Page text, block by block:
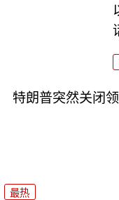
特朗普突然关闭
最热